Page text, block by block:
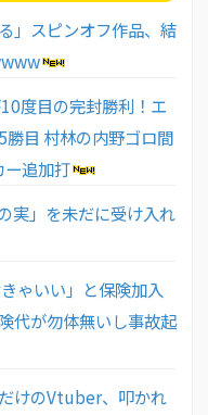
」スピンオフ作品、結
度目の完封勝利！エ
目 村林の内野ゴロ間
ー追加打
実」を未だに受け入れ
ゃいい」と保険加入
代が勿体無いし事故起
けのVtuber、叩かれ